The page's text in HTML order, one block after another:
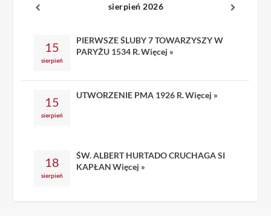
sierpień 2026
15
sierpień
PIERWSZE ŚLUBY 7 TOWARZYSZY W
PARYŻU 1534 R.Więcej »
15
sierpień
UTWORZENIE PMA 1926 R.Więcej »
18
sierpień
ŚW. ALBERT HURTADO CRUCHAGA SI
KAPŁAN Więcej »